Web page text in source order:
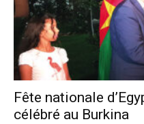
Fête nationale
célébré au Burkina